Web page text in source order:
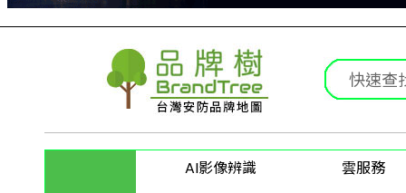
AI影像辨識
雲服務